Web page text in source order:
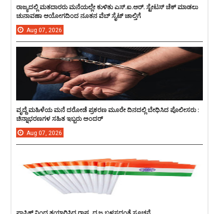
ರಾಜ್ಯದಲ್ಲಿ ಮತದಾರರು ಮನೆಯಲ್ಲೇ ಕುಳಿತು ಎಸ್.ಐ.ಆರ್. ಸ್ಟೇಟಸ್ ಚೆಕ್ ಮಾಡಲು
ಚುನಾವಣಾ ಆಯೋಗದಿಂದ ನೂತನ ವೆಬ್ ಸೈಟ್ ಚಾಲ್ತಿಗೆ
Aug 07, 2026
ವೃದ್ದೆ ಮಹಿಳೆಯ ಮನೆ ದರೋಡೆ ಪ್ರಕರಣ ಮೂರೇ ದಿನದಲ್ಲಿ ಬೇಧಿಸಿದ ಪೊಲೀಸರು :
ಚಿನ್ನಾಭರಣಗಳ ಸಹಿತ ಇಬ್ಬರು ಅಂದರ್
Aug 07, 2026